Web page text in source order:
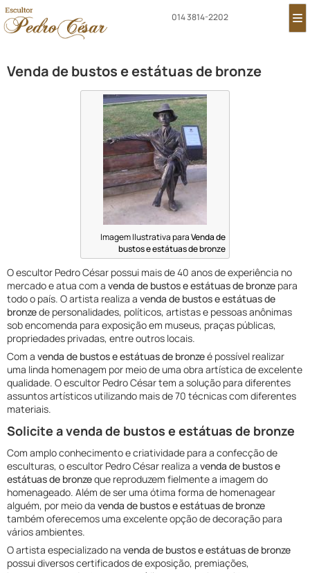
014 3814-2202
Venda de bustos e estátuas de bronze
Imagem Ilustrativa paraVenda de
bustos e estátuas de bronze
O escultor Pedro César possui mais de 40 anos de experiência no
mercado e atua com a venda de bustos e estátuas de bronze para
todo o país. O artista realiza a venda de bustos e estátuas de
bronzede personalidades, políticos, artistas e pessoas anônimas
sob encomenda para exposição em museus, praças públicas,
propriedades privadas, entre outros locais.
Com a venda de bustos e estátuas de bronzeé possível realizar
uma linda homenagem por meio de uma obra artística de excelente
qualidade. O escultor Pedro César tem a solução para diferentes
assuntos artísticos utilizando mais de 70 técnicas com diferentes
materiais.
Solicite a venda de bustos e estátuas de bronze
Com amplo conhecimento e criatividade para a confecção de
esculturas, o escultor Pedro César realiza a venda de bustos e
estátuas de bronzeque reproduzem fielmente a imagem do
homenageado. Além de ser uma ótima forma de homenagear
alguém, por meio da venda de bustos e estátuas de bronze
também oferecemos uma excelente opção de decoração para
vários ambientes.
O artista especializado na venda de bustos e estátuas de bronze
possui diversos certificados de exposição, premiações,